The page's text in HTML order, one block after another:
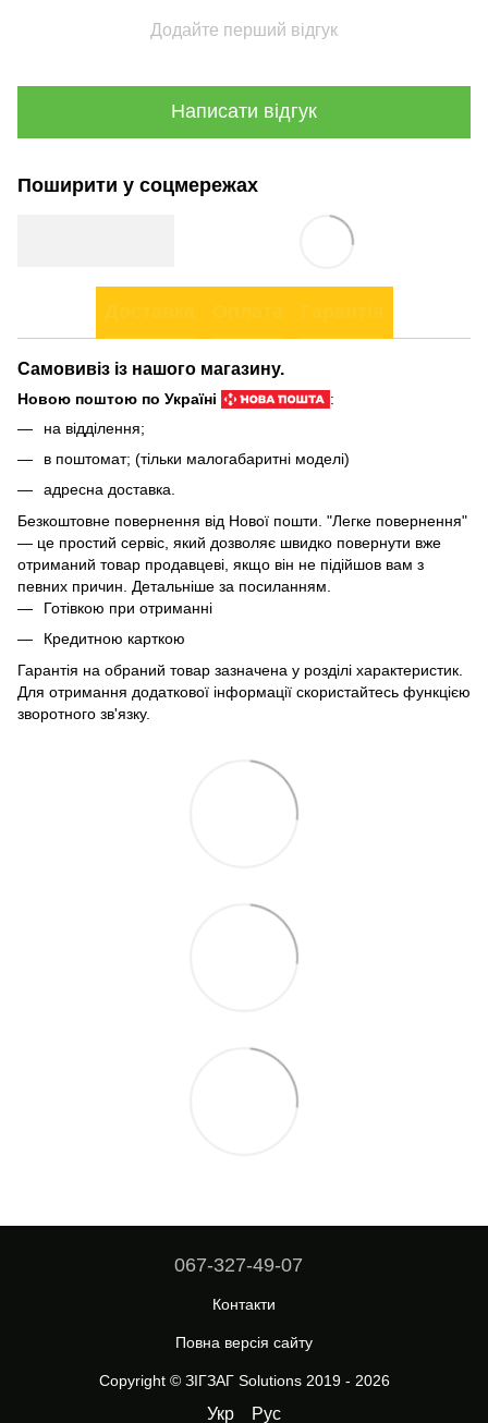
Додайте перший відгук
Написати відгук
Поширити у соцмережах
Самовивіз із нашого магазину.
Новою поштою по Україні
:
на відділення;
в поштомат; (тільки малогабаритні моделі)
адресна доставка.
Безкоштовне повернення від Нової пошти. "Легке повернення"
— це простий сервіс, який дозволяє швидко повернути вже
отриманий товар продавцеві, якщо він не підійшов вам з
певних причин. Детальніше за посиланням
Готівкою при отриманні
Кредитною карткою
Гарантія на обраний товар зазначена у розділі характеристик.
Для отримання додаткової інформації скористайтесь функцією
зворотного зв'язку.
067-327-49-07
Контакти
Повна версія сайту
Copyright © ЗІГЗАГ Solutions 2019 - 2026
Укр Рус